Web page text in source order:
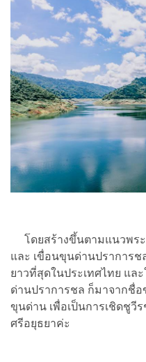
โดยสร้างขึ้นตามแนวพระ
และ เขื่อนขุนด่านปราการ
ยาวที่สุดในประเทศไทย แล
ด่านปราการชล ก็มาจากชื่
ขุนด่าน เพื่อเป็นการเชิดชูวี
ศรีอยุธยาค่ะ